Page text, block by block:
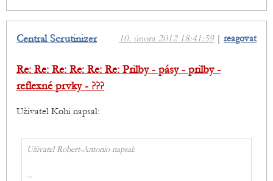
10. února 2012 18:41:59| reagovat
Central Scrutinizer
Re: Re: Re: Re: Re: Re: Prilby - pásy - prilby -
reflexné prvky - ???
Uživatel Kohi napsal:
Uživatel Robert-Antonio napsal:
...